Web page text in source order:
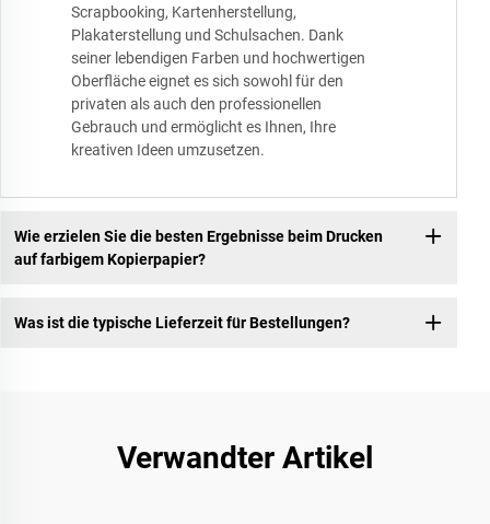
Scrapbooking, Kartenherstellung,
Plakaterstellung und Schulsachen. Dank
seiner lebendigen Farben und hochwertigen
Oberfläche eignet es sich sowohl für den
privaten als auch den professionellen
Gebrauch und ermöglicht es Ihnen, Ihre
kreativen Ideen umzusetzen.
Wie erzielen Sie die besten Ergebnisse beim Drucken
auf farbigem Kopierpapier?
Was ist die typische Lieferzeit für Bestellungen?
Verwandter Artikel